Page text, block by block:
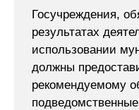
Госучреждения,
результатах
использовании
должны
рекомендуемому